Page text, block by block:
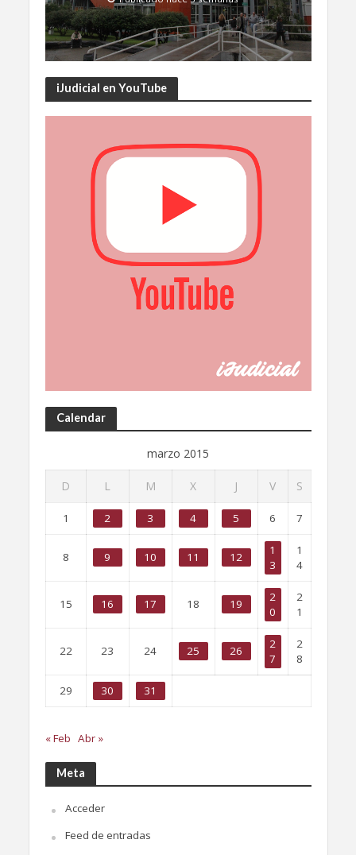
iJudicial en YouTube
Calendar
marzo 2015
D L M X J V S
1 2 3 4 5 6 7
8 9 10 11 12
1
3
1
4
15 16 17 18 19
2
0
2
1
22 23 24 25 26
2
7
2
8
29 30 31
« Feb Abr »
Meta
Acceder
Feed de entradas